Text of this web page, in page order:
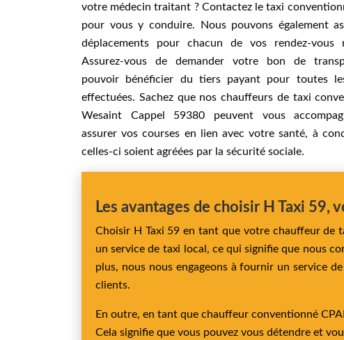
votre médecin traitant ? Contactez le taxi
pour vous y conduire. Nous pouvons également
déplacements pour chacun de vos rendez-vous
Assurez-vous de demander votre bon de
pouvoir bénéficier du tiers payant pour toutes
effectuées. Sachez que nos chauffeurs de taxi
Wesaint Cappel 59380 peuvent vous
assurer vos courses en lien avec votre santé, à
celles-ci soient agréées par la sécurité sociale.
Les avantages de choisir H Taxi
Choisir H Taxi 59 en tant que votre chauffeur de
un service de taxi local, ce qui signifie que nous
plus, nous nous engageons à fournir un service
clients.
En outre, en tant que chauffeur conventionné
Cela signifie que vous pouvez vous détendre et